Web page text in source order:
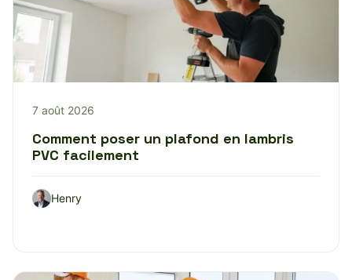
7 août 2026
Comment poser un plafond en lambris
PVC facilement
Henry